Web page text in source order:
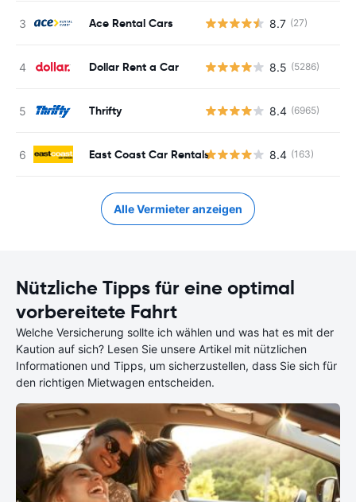
Ace Rental Cars 8.7 (27)
Dollar Rent a Car 8.5 (5286)
Thrifty 8.4 (6965)
East Coast Car Rentals 8.4 (163)
Alle Vermieter anzeigen
Nützliche Tipps für eine optimal
vorbereitete Fahrt
Welche Versicherung sollte ich wählen und was hat es mit der
Kaution auf sich? Lesen Sie unsere Artikel mit nützlichen
Informationen und Tipps, um sicherzustellen, dass Sie sich für
den richtigen Mietwagen entscheiden.